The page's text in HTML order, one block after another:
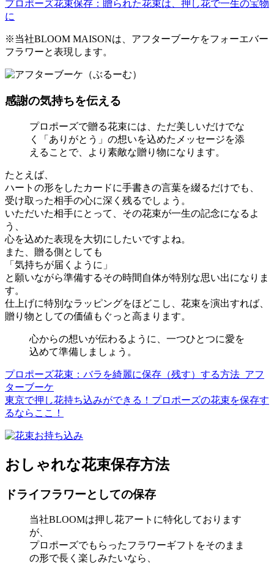
プロポーズ花束保存：贈られた花束は、押し花で一生の宝物
に
※当社BLOOM MAISONは、アフターブーケをフォーエバー
フラワーと表現します。
感謝の気持ちを伝える
プロポーズで贈る花束には、ただ美しいだけでな
く「ありがとう」の想いを込めたメッセージを添
えることで、より素敵な贈り物になります。
たとえば、
ハートの形をしたカードに手書きの言葉を綴るだけでも、
受け取った相手の心に深く残るでしょう。
いただいた相手にとって、その花束が一生の記念になるよ
う、
心を込めた表現を大切にしたいですよね。
また、贈る側としても
「気持ちが届くように」
と願いながら準備するその時間自体が特別な思い出になりま
す。
仕上げに特別なラッピングをほどこし、花束を演出すれば、
贈り物としての価値もぐっと高まります。
心からの想いが伝わるように、一つひとつに愛を
込めて準備しましょう。
プロポーズ花束：バラを綺麗に保存（残す）する方法_アフ
ターブーケ
東京で押し花持ち込みができる！プロポーズの花束を保存す
るならここ！
おしゃれな花束保存方法
ドライフラワーとしての保存
当社BLOOMは押し花アートに特化しております
が、
プロポーズでもらったフラワーギフトをそのまま
の形で長く楽しみたいなら、